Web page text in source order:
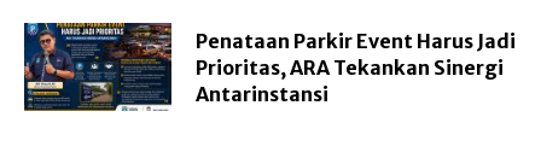
Penataan Parkir Event Harus Jadi
Prioritas, ARA Tekankan Sinergi
Antarinstansi